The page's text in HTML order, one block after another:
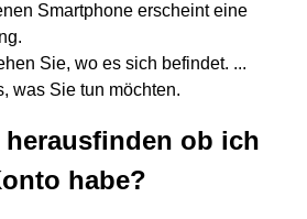
Smartphone erscheint eine
Sie, wo es sich befindet. ...
was Sie tun möchten.
ob ich
habe?